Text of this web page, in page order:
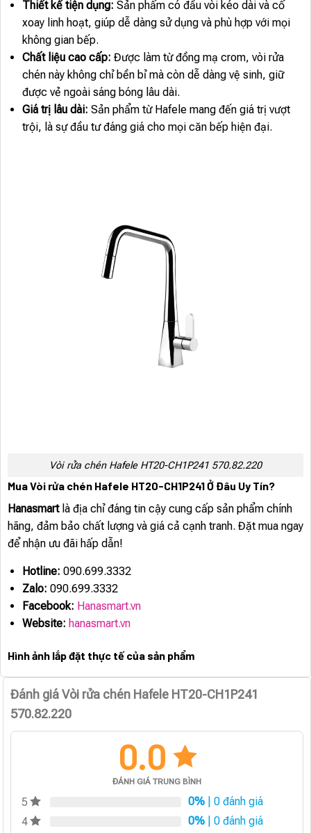
Thiết kế tiện dụng: Sản phẩm có đầu vòi kéo dài và cổ
xoay linh hoạt, giúp dễ dàng sử dụng và phù hợp với mọi
không gian bếp.
Chất liệu cao cấp: Được làm từ đồng mạ crom, vòi rửa
chén này không chỉ bền bỉ mà còn dễ dàng vệ sinh, giữ
được vẻ ngoài sáng bóng lâu dài.
Giá trị lâu dài: Sản phẩm từ Hafele mang đến giá trị vượt
trội, là sự đầu tư đáng giá cho mọi căn bếp hiện đại.
Vòi rửa chén Hafele HT20-CH1P241 570.82.220
Mua Vòi rửa chén Hafele HT20-CH1P241 Ở Đâu Uy Tín?
Hanasmartlà địa chỉ đáng tin cậy cung cấp sản phẩm chính
hãng, đảm bảo chất lượng và giá cả cạnh tranh. Đặt mua ngay
để nhận ưu đãi hấp dẫn!
Hotline: 090.699.3332
Zalo: 090.699.3332
Facebook: Hanasmart.vn
Website: hanasmart.vn
Hình ảnh lắp đặt thực tế của sản phẩm
Đánh giá Vòi rửa chén Hafele HT20-CH1P241
570.82.220
0.0
ĐÁNH GIÁ TRUNG BÌNH
5 0% | 0 đánh giá
4
0% | 0 đánh giá